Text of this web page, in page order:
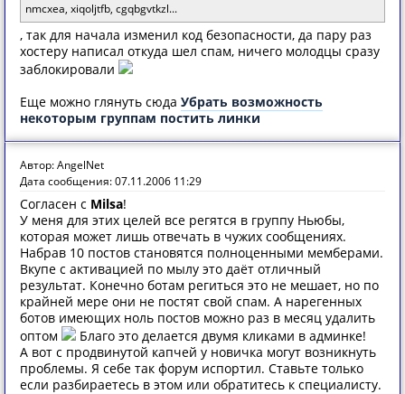
nmcxea, xiqoljtfb, cgqbgvtkzl...
, так для начала изменил код безопасности, да пару раз
хостеру написал откуда шел спам, ничего молодцы сразу
заблокировали
Еще можно глянуть сюда Убрать возможность
некоторым группам постить линки
Автор: AngelNet
Дата сообщения: 07.11.2006 11:29
Согласен с Milsa!
У меня для этих целей все регятся в группу Ньюбы,
которая может лишь отвечать в чужих сообщениях.
Набрав 10 постов становятся полноценными мемберами.
Вкупе с активацией по мылу это даёт отличный
результат. Конечно ботам региться это не мешает, но по
крайней мере они не постят свой спам. А нарегенных
ботов имеющих ноль постов можно раз в месяц удалить
оптом
Благо это делается двумя кликами в админке!
А вот с продвинутой капчей у новичка могут возникнуть
проблемы. Я себе так форум испортил. Ставьте только
если разбираетесь в этом или обратитесь к специалисту.